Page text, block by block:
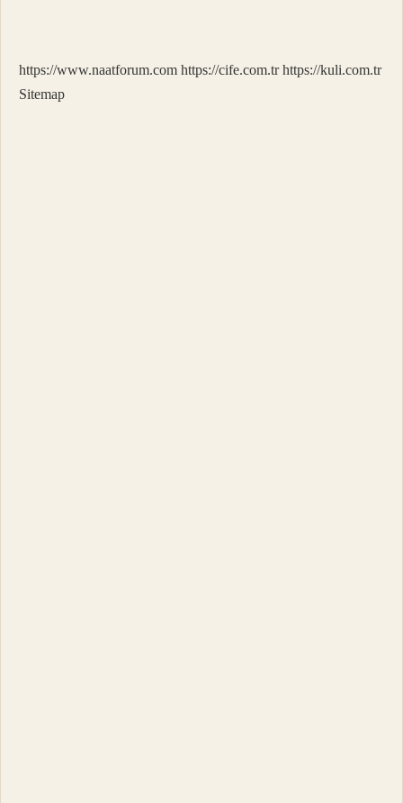
https://www.naatforum.com https://cife.com.tr https://kuli.com.tr
Sitemap